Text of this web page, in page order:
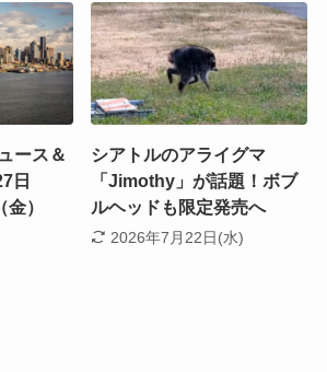
ース＆
日
）
シアトルのアライグマ
「Jimothy」が話題！ボブ
ルヘッドも限定発売へ
2026年7月22日(水)